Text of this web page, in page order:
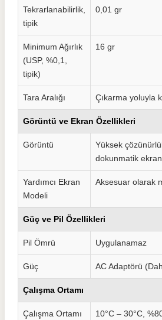
Tekrarlanabilirlik,
tipik
0,01 gr
Minimum Ağırlık
(USP, %0,1,
tipik)
16 gr
Tara Aralığı Çıkarma yoluyla
Görüntü ve Ekran Özellikleri
Görüntü
Yüksek
dokunmatik ekran
Yardımcı Ekran
Modeli
Aksesuar olarak
Güç ve Pil Özellikleri
Pil Ömrü Uygulanamaz
Güç AC Adaptörü
Çalışma Ortamı
Çalışma Ortamı
10°C – 30°C,